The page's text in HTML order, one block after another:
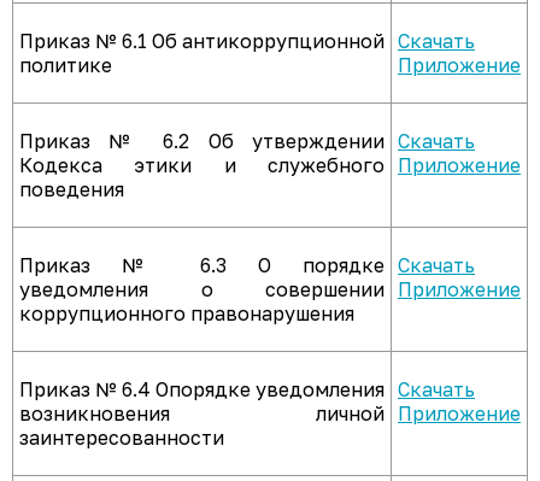
Приказ № 6.1 Об антикоррупционной
политике
Скачать
Приложение
Приказ № 6.2 Об утверждении
Кодекса этики и служебного
поведения
Скачать
Приложение
Приказ № 6.3 О порядке
уведомления о совершении
коррупционного правонарушения
Скачать
Приложение
Приказ № 6.4 Опорядке уведомления
возникновения личной
заинтересованности
Скачать
Приложение